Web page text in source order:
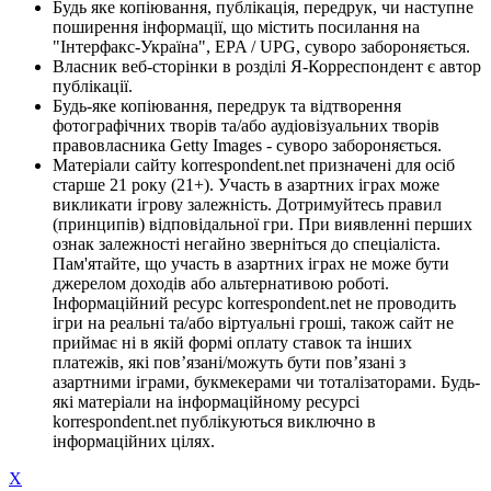
Будь яке копіювання, публікація, передрук, чи наступне
поширення інформації, що містить посилання на
"Інтерфакс-Україна", EPA / UPG, суворо забороняється.
Власник веб-сторінки в розділі Я-Корреспондент є автор
публікації.
Будь-яке копіювання, передрук та відтворення
фотографічних творів та/або аудіовізуальних творів
правовласника Getty Images - суворо забороняється.
Матеріали сайту korrespondent.net призначені для осіб
старше 21 року (21+). Участь в азартних іграх може
викликати ігрову залежність. Дотримуйтесь правил
(принципів) відповідальної гри. При виявленні перших
ознак залежності негайно зверніться до спеціаліста.
Пам'ятайте, що участь в азартних іграх не може бути
джерелом доходів або альтернативою роботі.
Інформаційний ресурс korrespondent.net не проводить
ігри на реальні та/або віртуальні гроші, також сайт не
приймає ні в якій формі оплату ставок та інших
платежів, які пов’язані/можуть бути пов’язані з
азартними іграми, букмекерами чи тоталізаторами. Будь-
які матеріали на інформаційному ресурсі
korrespondent.net публікуються виключно в
інформаційних цілях.
X